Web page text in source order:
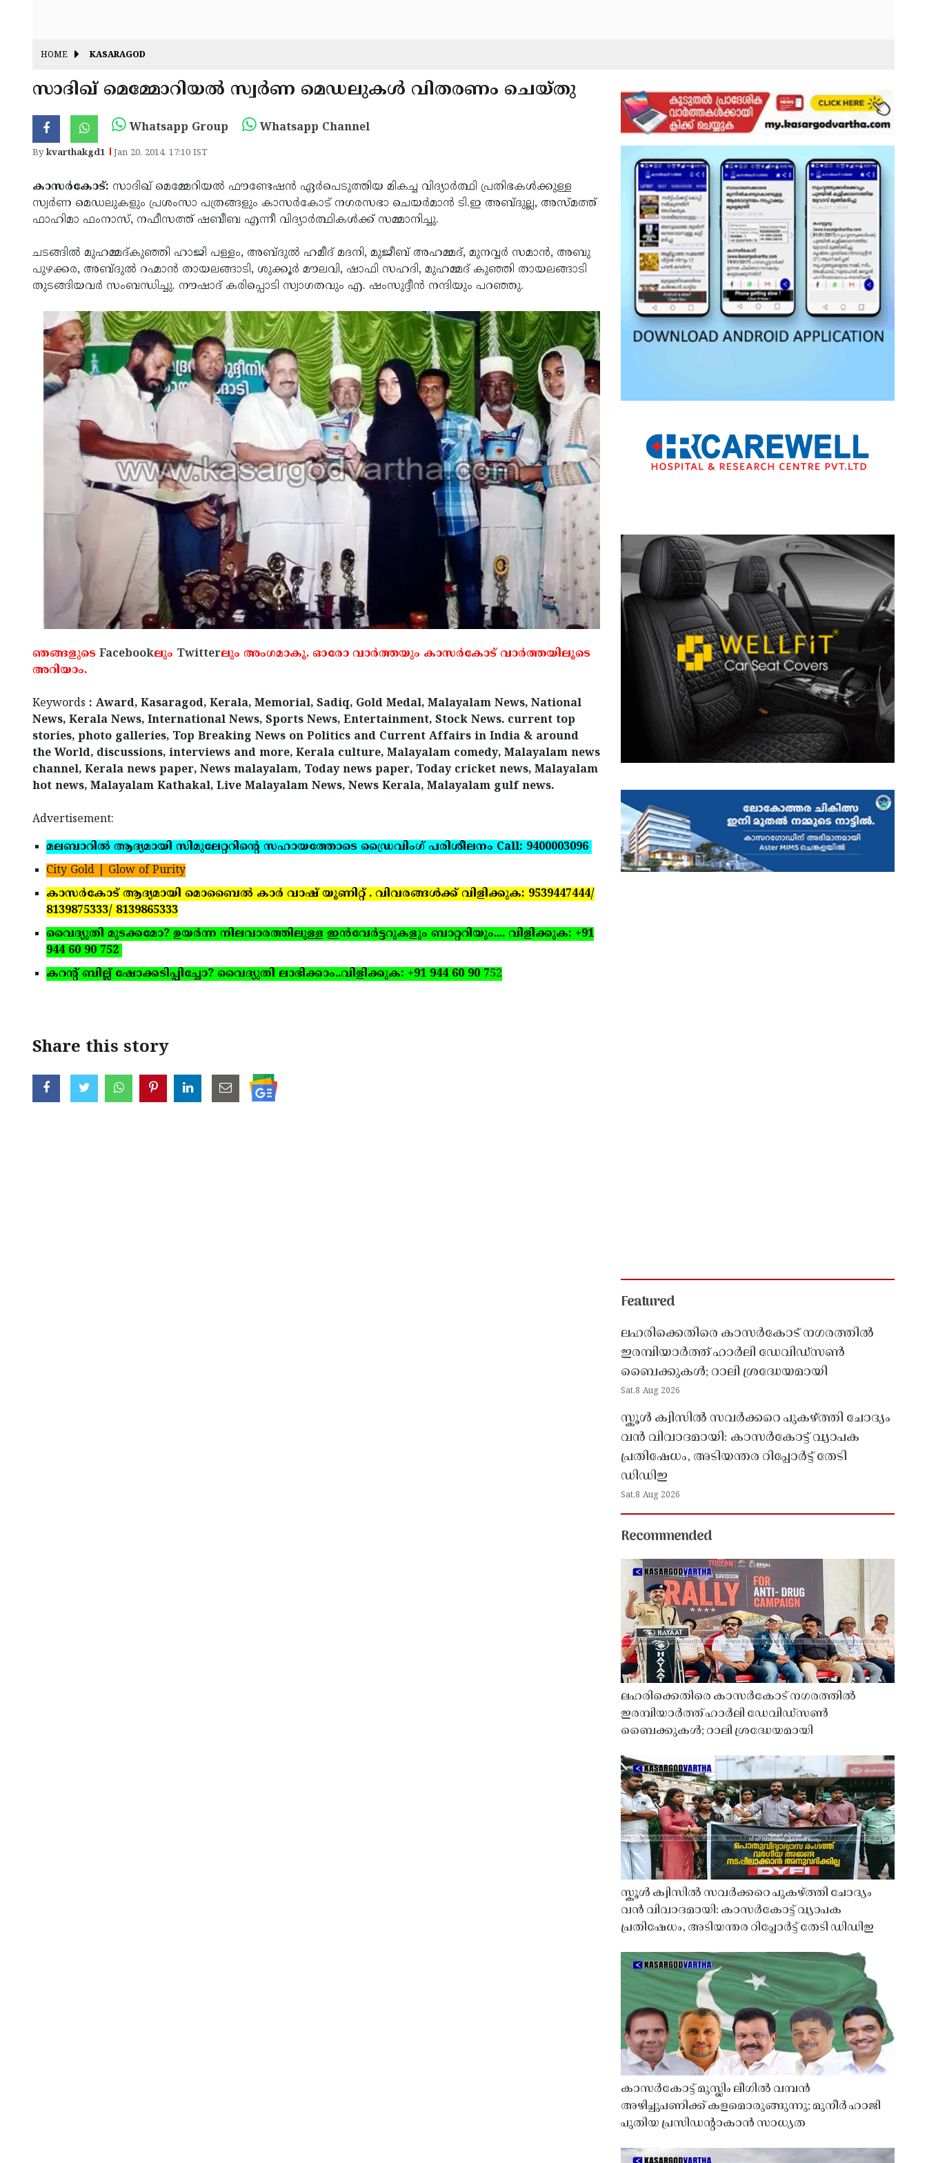
HOME KASARAGOD
സാദിഖ് മെമ്മോറിയല്‍ സ്വര്‍ണ മെഡലുകള്‍ വിതരണം ചെയ്തു
Whatsapp Group Whatsapp Channel
Bykvarthakgd1 Jan 20, 2014, 17:10 IST
കാസര്‍കോട്: സാദിഖ് മെമ്മേറിയല്‍ ഫൗണ്ടേഷന്‍ ഏര്‍പെടുത്തിയ മികച്ച വിദ്യാര്‍ത്ഥി പ്രതിഭകള്‍ക്കുള്ള
സ്വര്‍ണ മെഡലുകളും പ്രശംസാ പത്രങ്ങളും കാസര്‍കോട് നഗരസഭാ ചെയര്‍മാന്‍ ടി.ഇ അബ്ദുല്ല, അസ്മത്ത്
ഫാഹിമാ ഫംനാസ്, നഫീസത്ത് ഷബീബ എന്നീ വിദ്യാര്‍ത്ഥികള്‍ക്ക് സമ്മാനിച്ചു.
ചടങ്ങില്‍ മുഹമ്മദ്കുഞ്ഞി ഹാജി പള്ളം, അബ്ദുല്‍ ഹമീദ് മദനി, മുജീബ് അഹമ്മദ്, മുനവ്വര്‍ സമാന്‍, അബു
പുഴക്കര, അബ്ദുല്‍ റഹ്മാന്‍ തായലങ്ങാടി, ശുക്കൂര്‍ മൗലവി, ഷാഫി സഹദി, മുഹമ്മദ് കുഞ്ഞി തായലങ്ങാടി
തുടങ്ങിയവര്‍ സംബന്ധിച്ചു. നൗഷാദ് കരിപ്പൊടി സ്വാഗതവും എ. ഷംസുദ്ദീന്‍ നന്ദിയും പറഞ്ഞു.
ഞങ്ങളുടെ Facebookലും Twitterലും അംഗമാകൂ. ഓരോ വാര്‍ത്തയും കാസര്‍കോട് വാര്‍ത്തയിലൂടെ
അറിയാം.
Keywords : Award, Kasaragod, Kerala, Memorial, Sadiq, Gold Medal, Malayalam News, National
News, Kerala News, International News, Sports News, Entertainment, Stock News. current top
stories, photo galleries, Top Breaking News on Politics and Current Affairs in India & around
the World, discussions, interviews and more, Kerala culture, Malayalam comedy, Malayalam news
channel, Kerala news paper, News malayalam, Today news paper, Today cricket news, Malayalam
hot news, Malayalam Kathakal, Live Malayalam News, News Kerala, Malayalam gulf news.
Advertisement:
മലബാറില്‍ ആദ്യമായി സിമുലേറ്ററിന്റെ സഹായത്തോടെ ഡ്രൈവിംഗ് പരിശീലനം Call: 9400003096
City Gold | Glow of Purity
കാസര്‍കോട് ആദ്യമായി മൊബൈല്‍ കാര്‍ വാഷ് യൂണിറ്റ് . വിവരങ്ങള്‍ക്ക് വിളിക്കുക: 9539447444/
8139875333/ 8139865333
വൈദ്യുതി മുടക്കമോ? ഉയര്‍ന്ന നിലവാരത്തിലുള്ള ഇന്‍വേര്‍ട്ടറുകളും ബാറ്ററിയും.... വിളിക്കുക: +91
944 60 90 752
കറന്റ് ബില്ല് ഷോക്കടിപ്പിച്ചോ? വൈദ്യുതി ലാഭിക്കാം..വിളിക്കുക: +91 944 60 90 752
Share this story
Featured
ലഹരിക്കെതിരെ കാസർകോട് നഗരത്തിൽ
ഇരമ്പിയാർത്ത് ഹാർലി ഡേവിഡ്‌സൺ
ബൈക്കുകൾ; റാലി ശ്രദ്ധേയമായി
Sat,8 Aug 2026
സ്കൂൾ ക്വിസിൽ സവർക്കറെ പുകഴ്ത്തി ചോദ്യം
വൻ വിവാദമായി: കാസർകോട്ട് വ്യാപക
പ്രതിഷേധം, അടിയന്തര റിപ്പോർട്ട് തേടി
ഡിഡിഇ
Sat,8 Aug 2026
Recommended
ലഹരിക്കെതിരെ കാസർകോട് നഗരത്തിൽ
ഇരമ്പിയാർത്ത് ഹാർലി ഡേവിഡ്‌സൺ
ബൈക്കുകൾ; റാലി ശ്രദ്ധേയമായി
സ്കൂൾ ക്വിസിൽ സവർക്കറെ പുകഴ്ത്തി ചോദ്യം
വൻ വിവാദമായി: കാസർകോട്ട് വ്യാപക
പ്രതിഷേധം, അടിയന്തര റിപ്പോർട്ട് തേടി ഡിഡിഇ
കാസർകോട്ട് മുസ്ലിം ലീഗിൽ വമ്പൻ
അഴിച്ചുപണിക്ക് കളമൊരുങ്ങുന്നു; മുനീർ ഹാജി
പുതിയ പ്രസിഡൻ്റാകാൻ സാധ്യത